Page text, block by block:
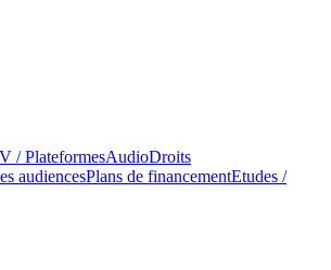
/ PlateformesAudioDroits
audiencesPlans de financementEtudes /